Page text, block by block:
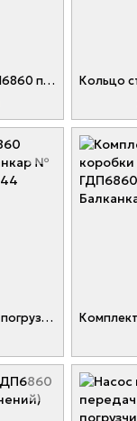
Фильтр (сетка) ГДП6860 погрузчика Балканкар № 6855 12.00.00
Пружина ГДП6860 погрузчика Балканкар № 6844 01.00.07